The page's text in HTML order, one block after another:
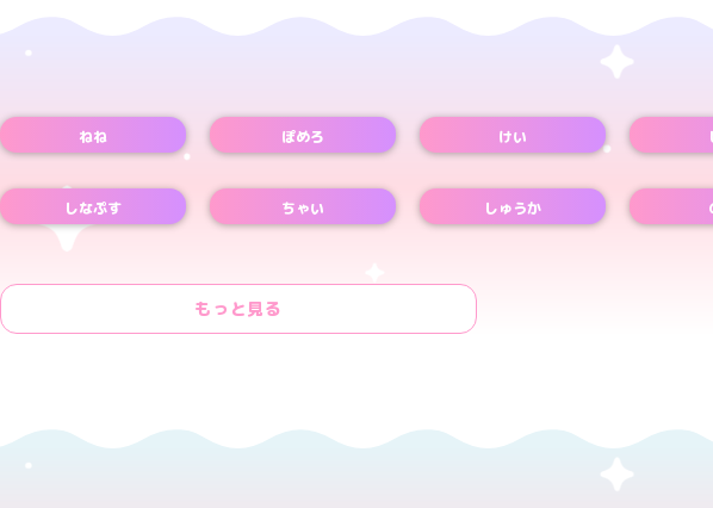
ねね
ぽめろ
けい
しなぷす
ちゃい しゅうか
もっと見る